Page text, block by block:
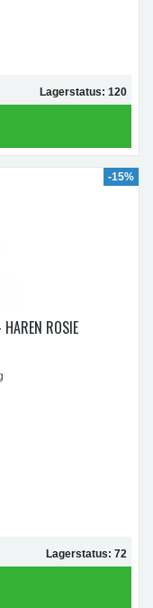
Lagerstatus: 120
-15%
ROSIE
Lagerstatus: 72